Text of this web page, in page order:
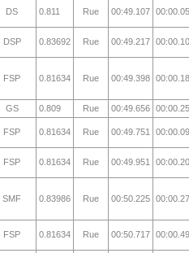
DS 0.811 Rue 00:49.107
DSP 0.83692 Rue 00:49.217
FSP 0.81634 Rue 00:49.398
GS 0.809 Rue 00:49.656
FSP 0.81634 Rue 00:49.751
FSP 0.81634 Rue 00:49.951
SMF 0.83986 Rue 00:50.225
FSP 0.81634 Rue 00:50.717